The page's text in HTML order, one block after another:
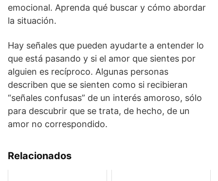
emocional. Aprenda qué buscar y cómo abordar
la situación.
Hay señales que pueden ayudarte a entender lo
que está pasando y si el amor que sientes por
alguien es recíproco. Algunas personas
describen que se sienten como si recibieran
“señales confusas” de un interés amoroso, sólo
para descubrir que se trata, de hecho, de un
amor no correspondido.
Relacionados